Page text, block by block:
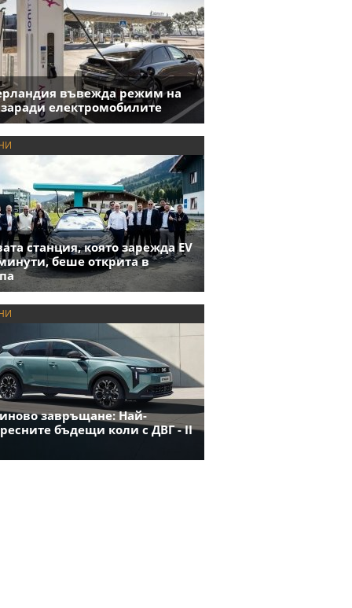
въвежда режим на
заради електромобилите
станция, която зарежда EV
беше открита в
завръщане: Най-
бъдещи коли с ДВГ - II